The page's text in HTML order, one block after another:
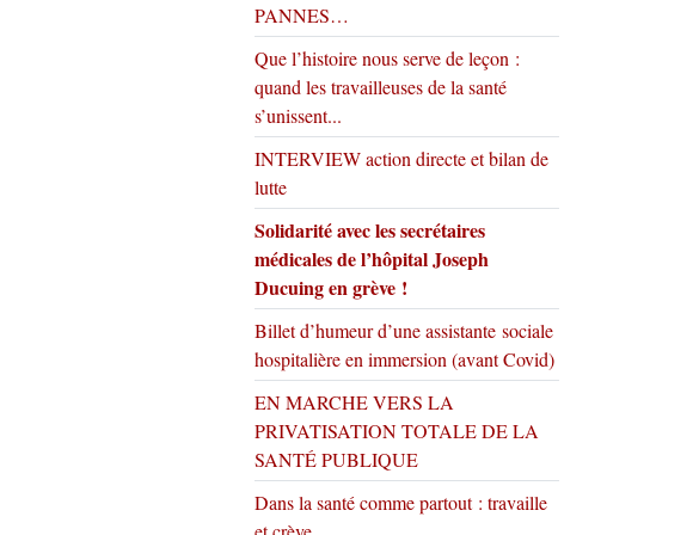
PANNES…
Que l’histoire nous serve de leçon :
quand les travailleuses de la santé
s’unissent...
INTERVIEW action directe et bilan de
lutte
Solidarité avec les secrétaires
médicales de l’hôpital Joseph
Ducuing en grève !
Billet d’humeur d’une assistante sociale
hospitalière en immersion (avant Covid)
EN MARCHE VERS LA
PRIVATISATION TOTALE DE LA
SANTÉ PUBLIQUE
Dans la santé comme partout : travaille